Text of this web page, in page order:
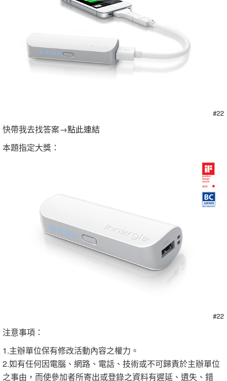
快帶我去找答案→點此連結
本題指定大獎：
注意事項：
1.主辦單位保有修改活動內容之權力。
2.如有任何因電腦、網路、電話、技術或不可歸責於主辦單位
之事由，而使參加者所寄出或登錄之資料有遲延、遺失、錯